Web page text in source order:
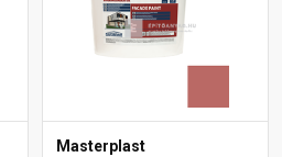
Masterplast